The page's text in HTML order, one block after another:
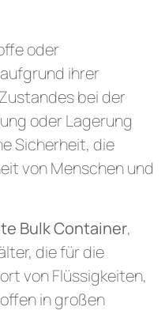
oder
ihrer
bei der
oder Lagerung
Sicherheit, die
von Menschen und
Bulk Container,
die für die
von Flüssigkeiten,
in großen